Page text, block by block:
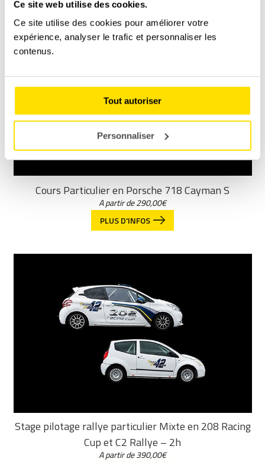
Ce site web utilise des cookies.
Ce site utilise des cookies pour améliorer votre
expérience, analyser le trafic et personnaliser les
contenus.
Tout autoriser
Personnaliser
Cours Particulier en Porsche 718 Cayman S
A partir de290,00€
PLUS D'INFOS
Stage pilotage rallye particulier Mixte en 208 Racing
Cup et C2 Rallye – 2h
A partir de390,00€